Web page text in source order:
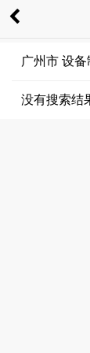
广州市 设
没有搜索结